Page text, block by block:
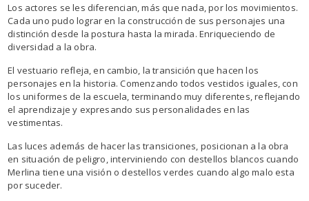
Los actores se les diferencian, más que nada, por los movimientos.
Cada uno pudo lograr en la construcción de sus personajes una
distinción desde la postura hasta la mirada. Enriqueciendo de
diversidad a la obra.
El vestuario refleja, en cambio, la transición que hacen los
personajes en la historia. Comenzando todos vestidos iguales, con
los uniformes de la escuela, terminando muy diferentes, reflejando
el aprendizaje y expresando sus personalidades en las
vestimentas.
Las luces además de hacer las transiciones, posicionan a la obra
en situación de peligro, interviniendo con destellos blancos cuando
Merlina tiene una visión o destellos verdes cuando algo malo esta
por suceder.